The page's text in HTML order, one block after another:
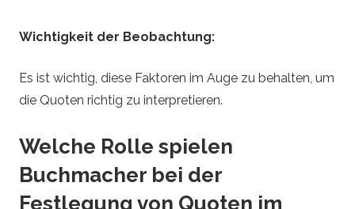
Wichtigkeit der Beobachtung:
Es ist wichtig, diese Faktoren im Auge zu behalten, um
die Quoten richtig zu interpretieren.
Welche Rolle spielen
Buchmacher bei der
Festlegung von Quoten im